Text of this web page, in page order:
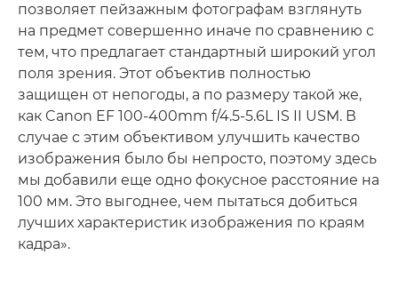
позволяет пейзажным фотографам взглянуть
на предмет совершенно иначе по сравнению с
тем, что предлагает стандартный широкий угол
поля зрения. Этот объектив полностью
защищен от непогоды, а по размеру такой же,
как Canon EF 100-400mm f/4.5-5.6L IS II USM. В
случае с этим объективом улучшить качество
изображения было бы непросто, поэтому здесь
мы добавили еще одно фокусное расстояние на
100 мм. Это выгоднее, чем пытаться добиться
лучших характеристик изображения по краям
кадра».